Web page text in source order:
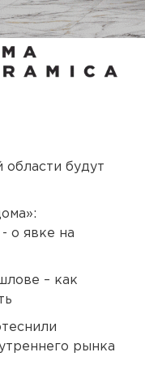
будут
о явке на
– как
рынка